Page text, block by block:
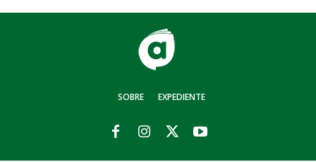
SOBRE EXPEDIENTE